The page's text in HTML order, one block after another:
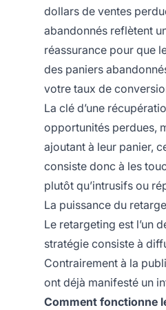
dollars de ventes
abandonnés reflètent
réassurance pour que
des paniers
votre taux de
La clé d’une
opportunités perdues,
ajoutant à leur panier,
consiste donc à les
plutôt qu’intrusifs ou
La puissance du
Le retargeting est l’un
stratégie consiste à
Contrairement à la
ont déjà manifesté un
Comment fonctionne